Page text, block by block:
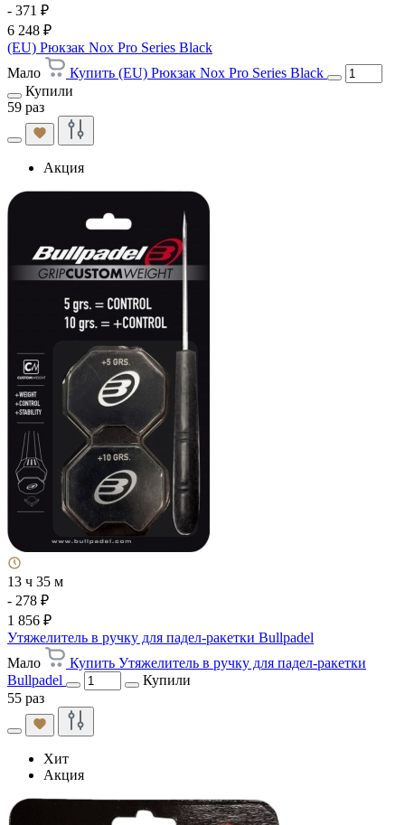
- 371 ₽
6 248 ₽
(EU) Рюкзак Nox Pro Series Black
Мало
Купить (EU) Рюкзак Nox Pro Series Black
Купили
59 раз
Акция
13 ч 35 м
- 278 ₽
1 856 ₽
Утяжелитель в ручку для падел-ракетки Bullpadel
Мало
Купить Утяжелитель в ручку для падел-ракетки
Bullpadel
Купили
55 раз
Хит
Акция